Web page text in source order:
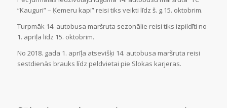
“Kauguri” – Ķemeru kapi” reisi tiks veikti līdz š. g.15. oktobrim.
Turpmāk 14. autobusa maršruta sezonālie reisi tiks izpildīti no
1. aprīļa līdz 15. oktobrim.
No 2018. gada 1. aprīļa atsevišķi 14. autobusa maršruta reisi
sestdienās brauks līdz peldvietai pie Slokas karjeras.